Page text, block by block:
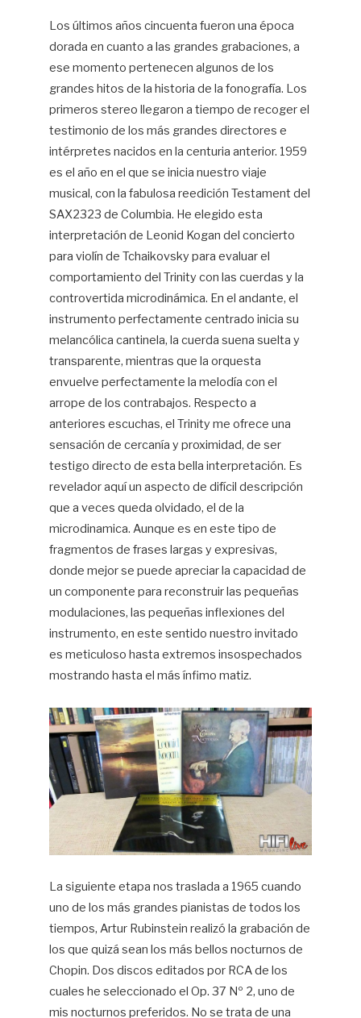
Los últimos años cincuenta fueron una época
dorada en cuanto a las grandes grabaciones, a
ese momento pertenecen algunos de los
grandes hitos de la historia de la fonografía. Los
primeros stereo llegaron a tiempo de recoger el
testimonio de los más grandes directores e
intérpretes nacidos en la centuria anterior. 1959
es el año en el que se inicia nuestro viaje
musical, con la fabulosa reedición Testament del
SAX2323 de Columbia. He elegido esta
interpretación de Leonid Kogan del concierto
para violín de Tchaikovsky para evaluar el
comportamiento del Trinity con las cuerdas y la
controvertida microdinámica. En el andante, el
instrumento perfectamente centrado inicia su
melancólica cantinela, la cuerda suena suelta y
transparente, mientras que la orquesta
envuelve perfectamente la melodía con el
arrope de los contrabajos. Respecto a
anteriores escuchas, el Trinity me ofrece una
sensación de cercanía y proximidad, de ser
testigo directo de esta bella interpretación. Es
revelador aquí un aspecto de difícil descripción
que a veces queda olvidado, el de la
microdinamica. Aunque es en este tipo de
fragmentos de frases largas y expresivas,
donde mejor se puede apreciar la capacidad de
un componente para reconstruir las pequeñas
modulaciones, las pequeñas inflexiones del
instrumento, en este sentido nuestro invitado
es meticuloso hasta extremos insospechados
mostrando hasta el más ínfimo matiz.
La siguiente etapa nos traslada a 1965 cuando
uno de los más grandes pianistas de todos los
tiempos, Artur Rubinstein realizó la grabación de
los que quizá sean los más bellos nocturnos de
Chopin. Dos discos editados por RCA de los
cuales he seleccionado el Op. 37 Nº 2, uno de
mis nocturnos preferidos. No se trata de una